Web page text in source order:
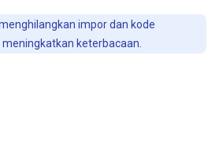
impor dan kode
keterbacaan.